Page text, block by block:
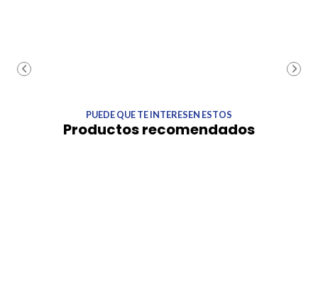
PUEDE QUE TE INTERESEN ESTOS
Productos recomendados